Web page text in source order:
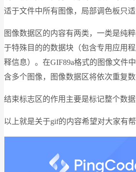
适于文件中所有图像，局部调色板只适
图像数据区的内容有两类，一类是纯
于特殊目的的数据块（包含专用应用
释信息）。在GIF89a格式的图像文件
含多个图像，图像数据区将依次重复数
结束标志区的作用主要是标记整个数据
以上就是关于gif的内容希望对大家有帮